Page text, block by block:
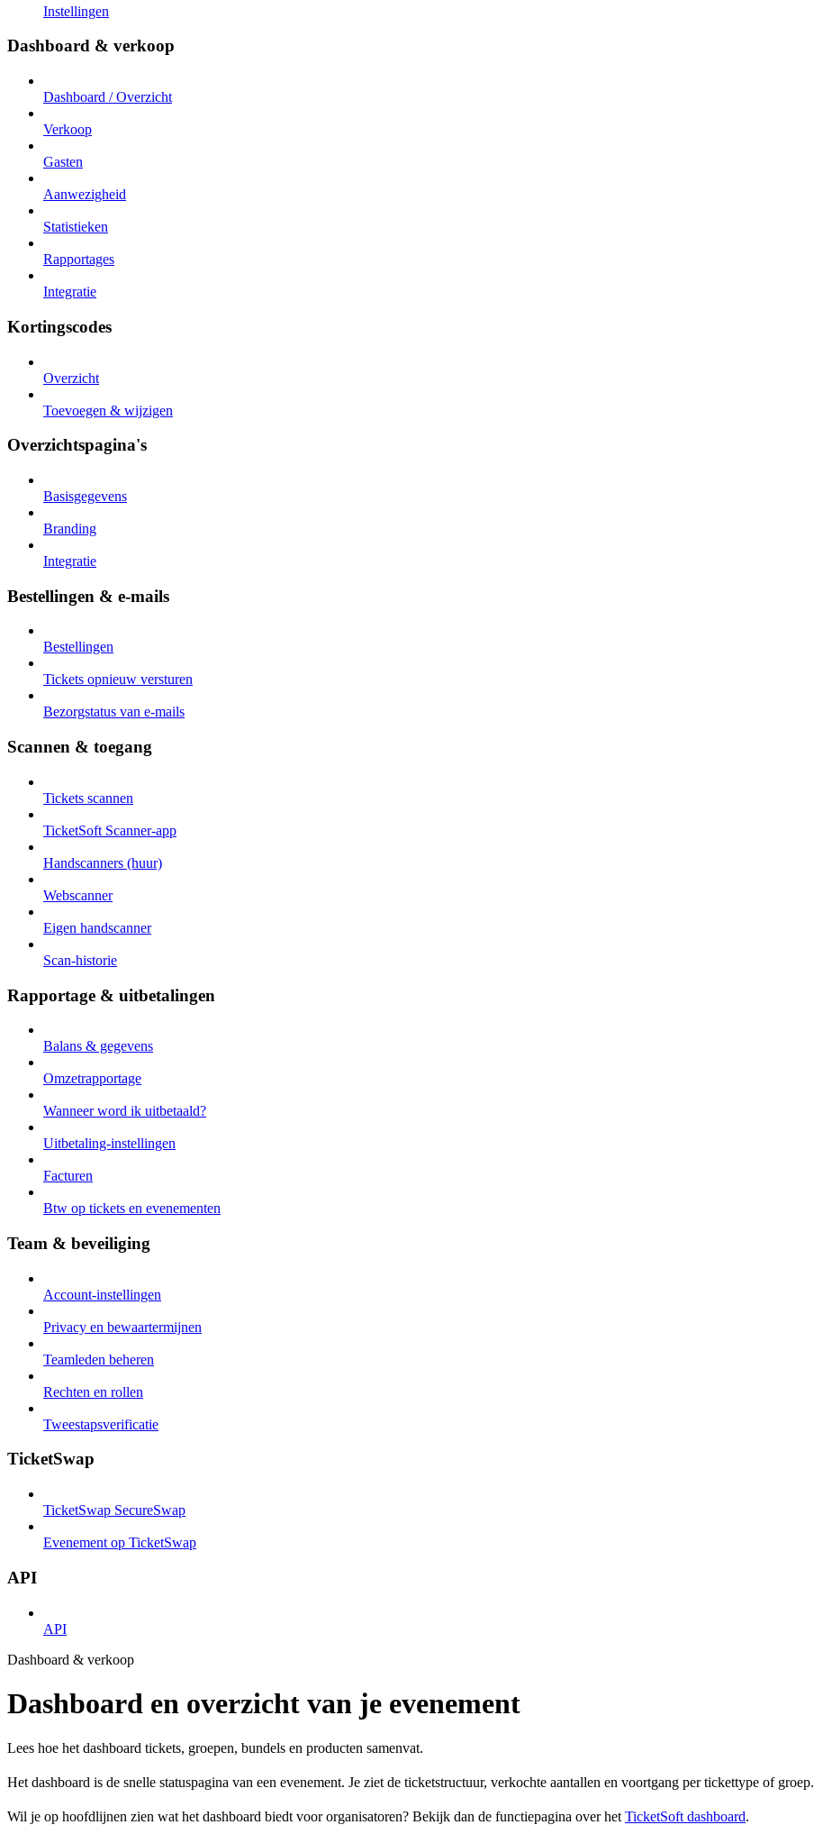
Instellingen
Dashboard & verkoop
Dashboard / Overzicht
Verkoop
Gasten
Aanwezigheid
Statistieken
Rapportages
Integratie
Kortingscodes
Overzicht
Toevoegen & wijzigen
Overzichtspagina's
Basisgegevens
Branding
Integratie
Bestellingen & e-mails
Bestellingen
Tickets opnieuw versturen
Bezorgstatus van e-mails
Scannen & toegang
Tickets scannen
TicketSoft Scanner-app
Handscanners (huur)
Webscanner
Eigen handscanner
Scan-historie
Rapportage & uitbetalingen
Balans & gegevens
Omzetrapportage
Wanneer word ik uitbetaald?
Uitbetaling-instellingen
Facturen
Btw op tickets en evenementen
Team & beveiliging
Account-instellingen
Privacy en bewaartermijnen
Teamleden beheren
Rechten en rollen
Tweestapsverificatie
TicketSwap
TicketSwap SecureSwap
Evenement op TicketSwap
API
API
Dashboard & verkoop
Dashboard en overzicht van je evenement
Lees hoe het dashboard tickets, groepen, bundels en producten samenvat.
Het dashboard is de snelle statuspagina van een evenement. Je ziet de ticketstructuur, verkochte aantallen en voortgang per tickettype of groep.
Wil je op hoofdlijnen zien wat het dashboard biedt voor organisatoren? Bekijk dan de functiepagina over het TicketSoft dashboard.